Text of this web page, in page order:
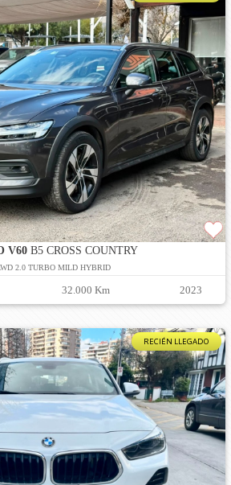
V60B5 CROSS COUNTRY
2.0 TURBO MILD HYBRID
32.000 Km 2023
RECIÉN LLEGADO